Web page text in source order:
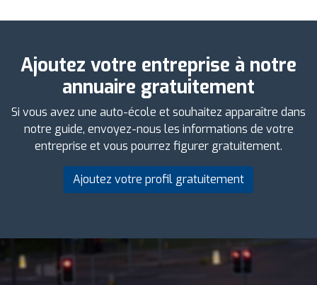
Ajoutez votre entreprise à notre
annuaire gratuitement
Si vous avez une auto-école et souhaitez apparaître dans
notre guide, envoyez-nous les informations de votre
entreprise et vous pourrez figurer gratuitement.
Ajoutez votre profil gratuitement